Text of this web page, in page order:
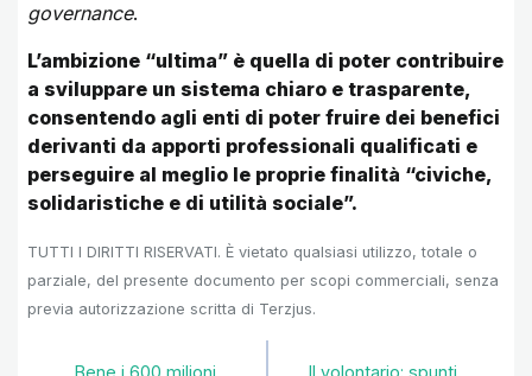
governance.
L’ambizione “ultima” è quella di poter contribuire
a sviluppare un sistema chiaro e trasparente,
consentendo agli enti di poter fruire dei benefici
derivanti da apporti professionali qualificati e
perseguire al meglio le proprie finalità “civiche,
solidaristiche e di utilità sociale”.
TUTTI I DIRITTI RISERVATI. È vietato qualsiasi utilizzo, totale o
parziale, del presente documento per scopi commerciali, senza
previa autorizzazione scritta di Terzjus.